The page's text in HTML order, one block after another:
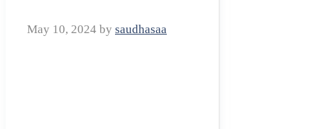
May 10, 2024 by saudhasaa